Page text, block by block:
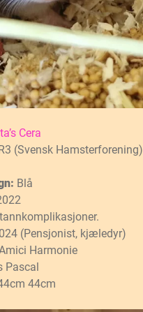
Cera
(Svensk Hamsterforening)
Blå
(Pensjonist, kjæledyr)
Harmonie
Pascal
44cm